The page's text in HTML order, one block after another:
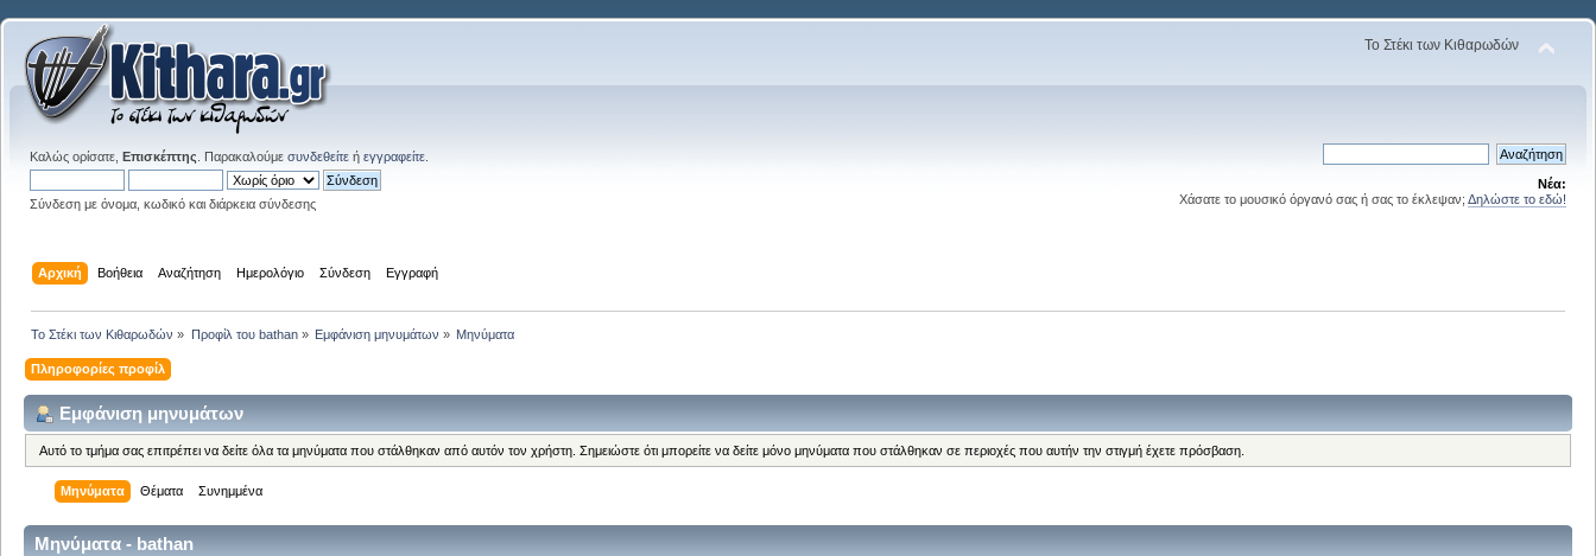
Το Στέκι των Κιθαρωδών
Καλώς ορίσατε, Επισκέπτης . Παρακαλούμε συνδεθείτε ή εγγραφείτε
Σύνδεση με όνομα, κωδικό και διάρκεια σύνδεσης
Νέα:
Χάσατε το μουσικό όργανό σας ή σας το έκλεψαν; Δηλώστε το εδώ!
Αρχική Βοήθεια Αναζήτηση Ημερολόγιο Σύνδεση Εγγραφή
Το Στέκι των Κιθαρωδών » Προφίλ του bathan» Εμφάνιση μηνυμάτων » Μηνύματα
Πληροφορίες προφίλ
Εμφάνιση μηνυμάτων
Αυτό το τμήμα σας επιτρέπει να δείτε όλα τα μηνύματα που στάλθηκαν από αυτόν τον χρήστη. Σημειώστε ότι μπορείτε να δείτε μόνο μηνύματα που στάλθηκαν σε περιοχές που αυτήν την στιγμή έχετε πρόσβαση.
Μηνύματα Θέματα Συνημμένα
Μηνύματα - bathan